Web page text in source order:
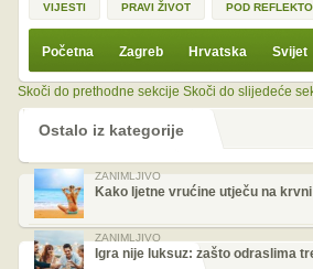
VIJESTI PRAVI ŽIVOT POD
Početna Zagreb Hrvatska Svijet
Skoči do prethodne sekcije Skoči do slijedeće
Ostalo iz kategorije
ZANIMLJIVO
Kako ljetne vrućine utječu na
ZANIMLJIVO
Igra nije luksuz: zašto odraslima